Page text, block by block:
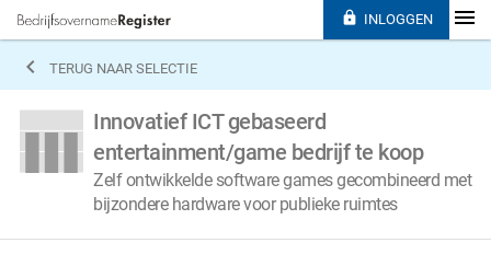
 TERUG NAAR SELECTIE
Innovatief ICT gebaseerd
entertainment/game bedrijf te koop
Zelf ontwikkelde software games gecombineerd met
bijzondere hardware voor publieke ruimtes
 INLOGGEN